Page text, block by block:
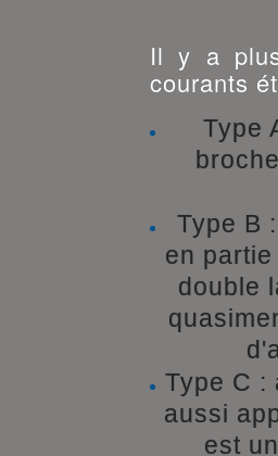
Il y a
courants
Type
Type B
en
double
Type C :
aussi
est